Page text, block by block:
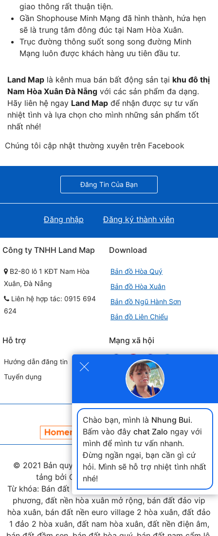
giao thông rất thuận tiện.
Gần Shophouse Minh Mạng đã hình thành, hứa hẹn
sẽ là trung tâm đông đúc tại Nam Hòa Xuân.
Trục đường thông suốt song song đường Minh
Mạng luôn được khách hàng ưu tiên đầu tư.
Land Map là kênh mua bán bất động sản tại khu đô thị
Nam Hòa Xuân Đà Nẵng với các sản phẩm đa dạng.
Hãy liên hệ ngay Land Map để nhận được sự tư vấn
nhiệt tình và lựa chọn cho mình những sản phẩm tốt
nhất nhé!
Chúng tôi cập nhật thường xuyên trên Facebook
×
Chào bạn, mình là Nhung Bui.
Bấm vào đây chat Zalo ngay với
mình để mình tư vấn nhanh.
Đừng ngần ngại, bạn cần gì cứ
hỏi. Mình sẽ hỗ trợ nhiệt tình nhất
nhé!
Đăng Tin Của Bạn
Đăng nhập Đăng ký thành viên
Công ty TNHH Land Map
B2-80 lô 1 KĐT Nam Hòa
Xuân, Đà Nẵng
Liên hệ hợp tác: 0915 694
624
Download
Bản đồ Hòa Quý
Bản đồ Hòa Xuân
Bản đồ Ngũ Hành Sơn
Bản đồ Liên Chiểu
Hỗ trợ
Hướng dẫn đăng tin
Tuyển dụng
Mạng xã hội
© 2021 Bản quyền thuộclandmap.vn. Phát triển nền
tảng bởi Công ty Home Land Việt Nam.
Từ khóa: Bán đất hòa xuân, bán đất nam cầu nguyễn tri
phương, đất nền hòa xuân mở rộng, bán đất đảo vip
hòa xuân, bán đất nền euro village 2 hòa xuân, đất đảo
1 đảo 2 hòa xuân, đất nam hòa xuân, đất nền điện âm,